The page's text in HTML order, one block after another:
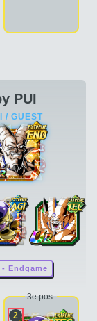
PUI
- Endgame
3e pos.
2